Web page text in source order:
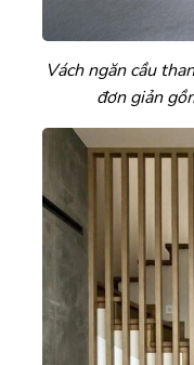
Vách ngăn cầu
đơn giản